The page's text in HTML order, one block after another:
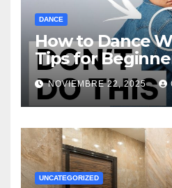
DANCE
How to Dance
Tips for
NOVIEMBRE 22, 2025
UNCATEGORIZED